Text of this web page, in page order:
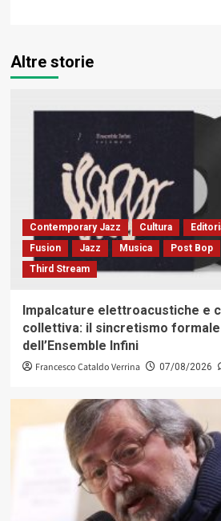
Altre storie
Contemporary Jazz Cultura
Fusion
Jazz Musica Post Bop
Third Stream
Impalcature elettroacustiche e
collettiva: il sincretismo formale
dell’Ensemble Infini
Francesco Cataldo Verrina 07/08/2026